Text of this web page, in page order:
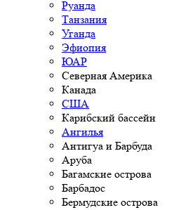
Руанда
Танзания
Уганда
Эфиопия
ЮАР
Северная Америка
Канада
США
Карибский бассейн
Ангилья
Антигуа и Барбуда
Аруба
Багамские острова
Барбадос
Бермудские острова